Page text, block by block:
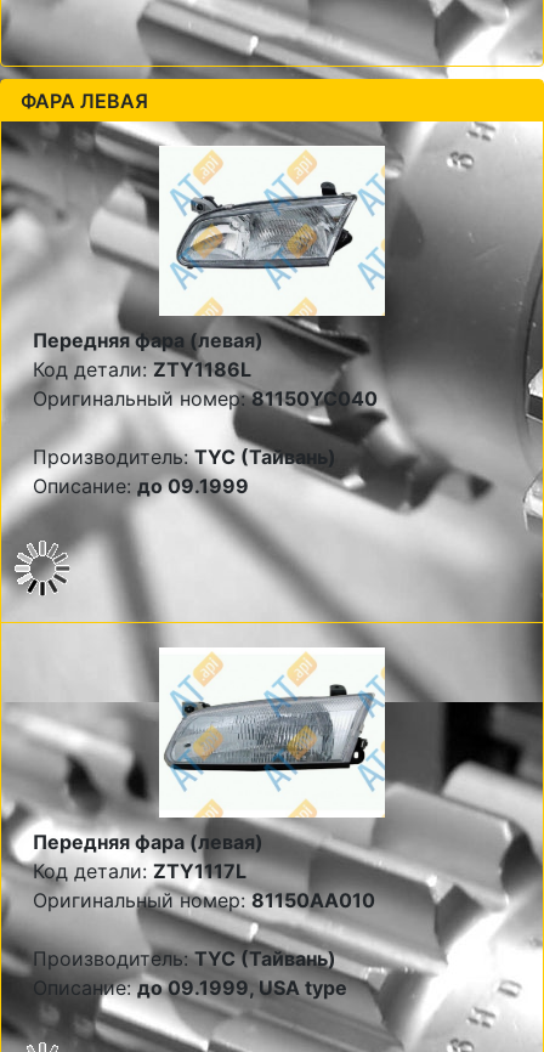
ФАРА ЛЕВАЯ
Передняя фара (левая)
Код детали: ZTY1186L
Оригинальный номер:81150YC040
Производитель:TYC (Тайвань)
Описание: до 09.1999
Передняя фара (левая)
Код детали: ZTY1117L
Оригинальный номер:81150AA010
Производитель:TYC (Тайвань)
Описание:до 09.1999, USA type